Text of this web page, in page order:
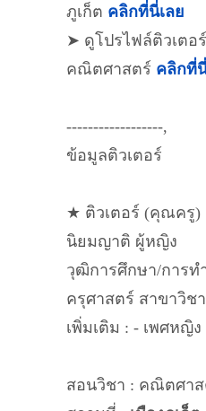
ภูเก็ต คลิกที่นี่เลย
➤ ดูโปรไฟล์ติวเตอ
คณิตศาสตร์ คลิกที่
------------------,
ข้อมูลติวเตอร์
★ ติวเตอร์ (คุณครู
นิยมญาติ ผู้หญิง
วุฒิการศึกษา/การท
ครุศาสตร์ สาขาวิช
เพิ่มเติม : - เพศหญิ
สอนวิชา : คณิตศา